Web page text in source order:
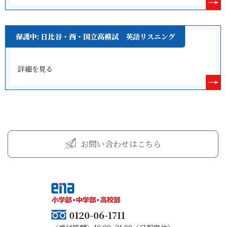
保護中: 日比谷・西・国立高模試 英語リスニング
詳細を見る
お問い合わせはこちら
0120-06-1711